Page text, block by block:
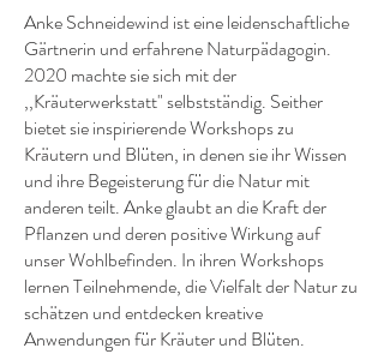
Anke Schneidewind ist eine leidenschaftliche
Gärtnerin und erfahrene Naturpädagogin.
2020 machte sie sich mit der
,,Kräuterwerkstatt" selbstständig. Seither
bietet sie inspirierende Workshops zu
Kräutern und Blüten, in denen sie ihr Wissen
und ihre Begeisterung für die Natur mit
anderen teilt. Anke glaubt an die Kraft der
Pflanzen und deren positive Wirkung auf
unser Wohlbefinden. In ihren Workshops
lernen Teilnehmende, die Vielfalt der Natur zu
schätzen und entdecken kreative
Anwendungen für Kräuter und Blüten.